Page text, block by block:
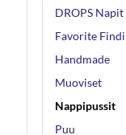
DROPS Napit
Favorite
Handmade
Muoviset
Nappipussit
Puu